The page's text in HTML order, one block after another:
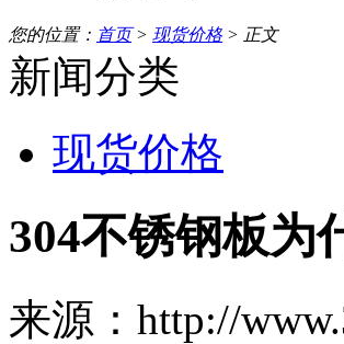
您的位置： 首页> 现货价格> 正文
新闻分类
现货价格
304不锈钢板为
来源：http://